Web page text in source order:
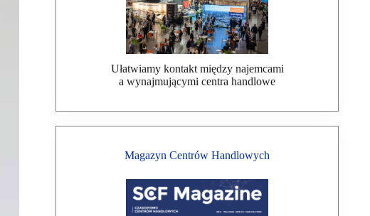
Ułatwiamy kontakt między najemcami
a wynajmującymi centra handlowe
Magazyn Centrów Handlowych